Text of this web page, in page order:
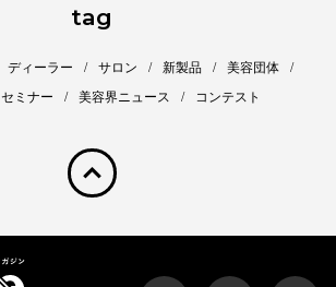
tag
ディーラー サロン 新製品
美容団体
セミナー 美容界ニュース コンテスト
pagetop